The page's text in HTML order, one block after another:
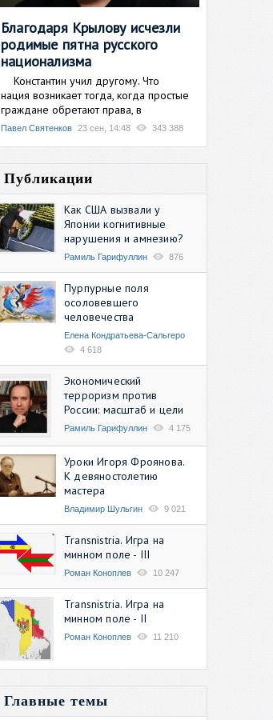
Благодаря Крылову исчезли
родимые пятна русского
национализма
Константин учил другому. Что
нация возникает тогда, когда простые
граждане обретают права, в
Павел Святенков 23 сен, 14:48 343 388
Публикации
Как США вызвали у
Японии когнитивные
нарушения и амнезию?
Рамиль Гарифуллин 876
Пурпурные поля
осоловевшего
человечества
Елена Кондратьева-Сальгеро
4 618
Экономический
терроризм против
России: масштаб и цели
Рамиль Гарифуллин 4 175
Уроки Игоря Фроянова.
К девяностолетию
мастера
Владимир Шульгин 9 021
Transnistria. Игра на
минном поле - III
Роман Коноплев 10 247
Transnistria. Игра на
минном поле - II
Роман Коноплев 11 210
Главные темы